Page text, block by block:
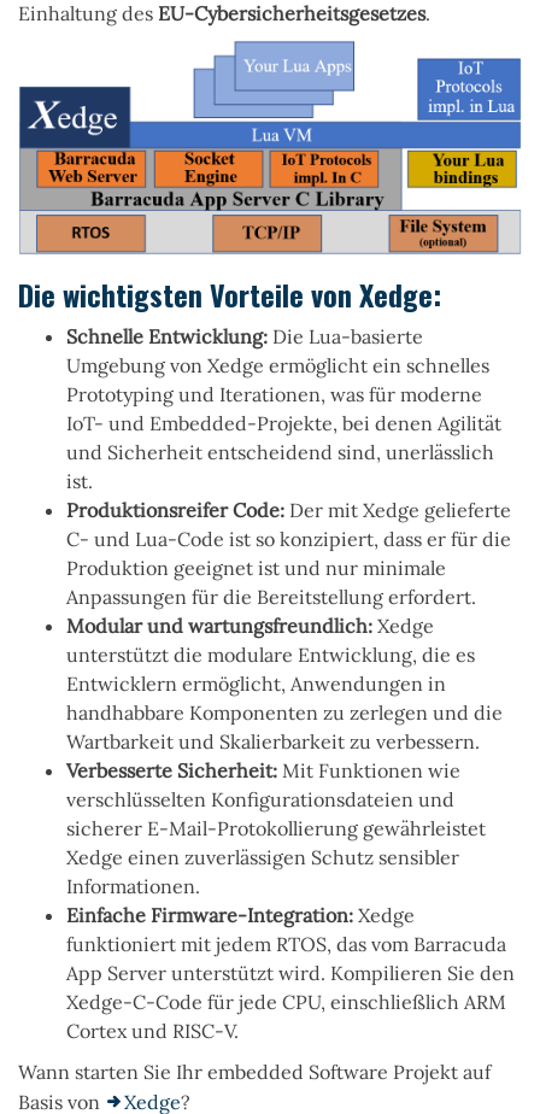
Einhaltung des EU-Cybersicherheitsgesetzes.
Die wichtigsten Vorteile von Xedge:
Schnelle Entwicklung: Die Lua-basierte
Umgebung von Xedge ermöglicht ein schnelles
Prototyping und Iterationen, was für moderne
IoT- und Embedded-Projekte, bei denen Agilität
und Sicherheit entscheidend sind, unerlässlich
ist.
Produktionsreifer Code: Der mit Xedge gelieferte
C- und Lua-Code ist so konzipiert, dass er für die
Produktion geeignet ist und nur minimale
Anpassungen für die Bereitstellung erfordert.
Modular und wartungsfreundlich: Xedge
unterstützt die modulare Entwicklung, die es
Entwicklern ermöglicht, Anwendungen in
handhabbare Komponenten zu zerlegen und die
Wartbarkeit und Skalierbarkeit zu verbessern.
Verbesserte Sicherheit: Mit Funktionen wie
verschlüsselten Konfigurationsdateien und
sicherer E-Mail-Protokollierung gewährleistet
Xedge einen zuverlässigen Schutz sensibler
Informationen.
Einfache Firmware-Integration: Xedge
funktioniert mit jedem RTOS, das vom Barracuda
App Server unterstützt wird. Kompilieren Sie den
Xedge-C-Code für jede CPU, einschließlich ARM
Cortex und RISC-V.
Wann starten Sie Ihr embedded Software Projekt auf
Basis von
Xedge?